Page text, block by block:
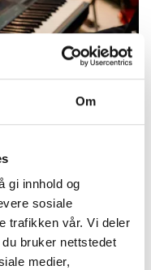
Om
gi innhold og
sosiale
trafikken vår. Vi deler
bruker nettstedet
medier,